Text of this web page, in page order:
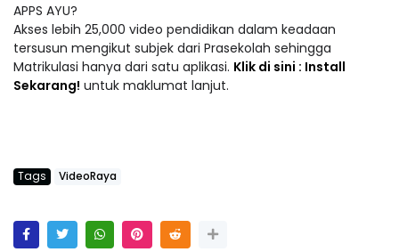
APPS AYU?
Akses lebih 25,000 video pendidikan dalam keadaan
tersusun mengikut subjek dari Prasekolah sehingga
Matrikulasi hanya dari satu aplikasi. Klik di sini : Install
Sekarang! untuk maklumat lanjut.
Tags VideoRaya